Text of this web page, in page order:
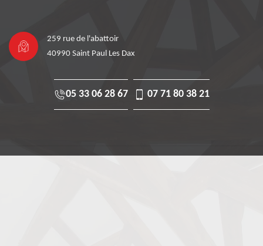
259 rue de l'abattoir
40990 Saint Paul Les Dax
05 33 06 28 67 07 71 80 38 21